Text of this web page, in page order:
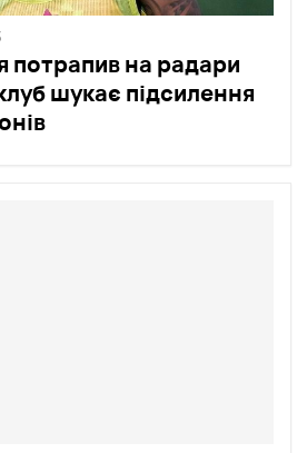
потрапив на радари
шукає підсилення